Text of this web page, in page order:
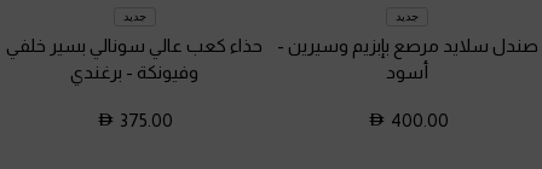
جديد
صندل سلايد مرصع بإبزيم وسيرين -
أسود
400.00
جديد
حذاء كعب عالي سونالي بسير خلفي
وفيونكة - برغندي
375.00